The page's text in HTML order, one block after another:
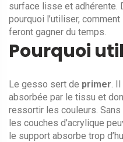
surface lisse et adhérente.
pourquoi l’utiliser,
feront gagner du temps.
Pourquoi
Le gesso sert de primer. Il
absorbée par le tissu et
ressortir les couleurs.
les couches d’acrylique
le support absorbe trop